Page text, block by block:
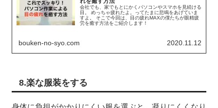
会社でも、家でもとにかくパソコンやスマホを見続ける
目。 めっちゃ疲れたよ。ってたまに悲鳴をあげていま
すよ。 そこで今回は、目の疲れMAXの僕たちが眼精疲
労を癒す方法をご紹介します！
bouken-no-syo.com 2020.11.12
8.楽な服装をする